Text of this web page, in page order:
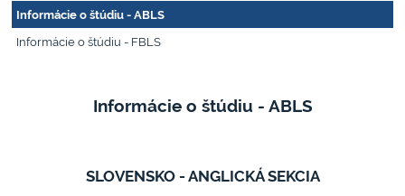
5GYM
-
Informácie o štúdiu - ABLS
Informácie o štúdiu - FBLS
Informácie o štúdiu - ABLS
SLOVENSKO - ANGLICKÁ SEKCIA